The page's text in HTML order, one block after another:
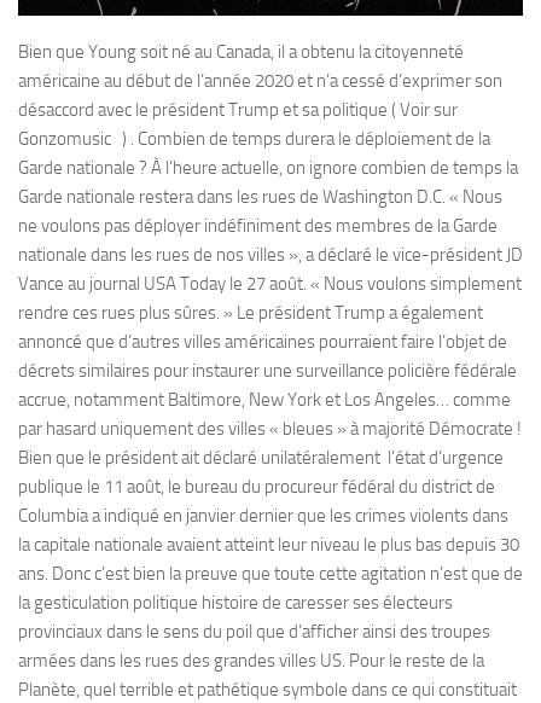
Bien que Young soit né au Canada, il a obtenu la citoyenneté
américaine au début de l’année 2020 et n’a cessé d’exprimer son
désaccord avec le président Trump et sa politique ( Voir sur
Gonzomusic ) . Combien de temps durera le déploiement de la
Garde nationale ? À l’heure actuelle, on ignore combien de temps la
Garde nationale restera dans les rues de Washington D.C. « Nous
ne voulons pas déployer indéfiniment des membres de la Garde
nationale dans les rues de nos villes », a déclaré le vice-président JD
Vance au journal USA Today le 27 août. « Nous voulons simplement
rendre ces rues plus sûres. » Le président Trump a également
annoncé que d’autres villes américaines pourraient faire l’objet de
décrets similaires pour instaurer une surveillance policière fédérale
accrue, notamment Baltimore, New York et Los Angeles… comme
par hasard uniquement des villes « bleues » à majorité Démocrate !
Bien que le président ait déclaré unilatéralement l’état d’urgence
publique le 11 août, le bureau du procureur fédéral du district de
Columbia a indiqué en janvier dernier que les crimes violents dans
la capitale nationale avaient atteint leur niveau le plus bas depuis 30
ans. Donc c’est bien la preuve que toute cette agitation n’est que de
la gesticulation politique histoire de caresser ses électeurs
provinciaux dans le sens du poil que d’afficher ainsi des troupes
armées dans les rues des grandes villes US. Pour le reste de la
Planète, quel terrible et pathétique symbole dans ce qui constituait